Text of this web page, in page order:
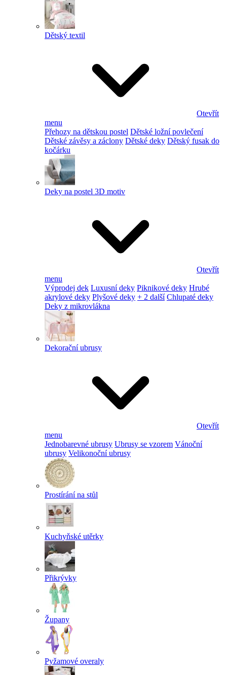
Dětský textil
Otevřít
menu
Přehozy na dětskou postel Dětské ložní povlečení
Dětské závěsy a záclony Dětské deky Dětský fusak do
kočárku
Deky na postel 3D motiv
Otevřít
menu
Výprodej dek Luxusní deky Piknikové deky Hrubé
akrylové deky Plyšové deky + 2 další Chlupaté deky
Deky z mikrovlákna
Dekorační ubrusy
Otevřít
menu
Jednobarevné ubrusy Ubrusy se vzorem Vánoční
ubrusy Velikonoční ubrusy
Prostírání na stůl
Kuchyňské utěrky
Přikrývky
Župany
Pyžamové overaly